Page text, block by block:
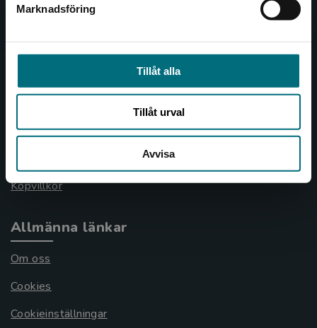
Marknadsföring
Tillåt alla
Tillåt urval
Avvisa
Åkergränden 1
046-31 21 00
Köpvillkor
Allmänna länkar
Om oss
Cookies
Cookieinställningar